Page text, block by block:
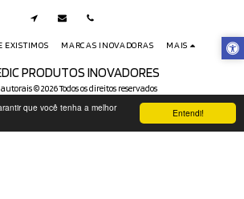
Entendi!
que você tenha a melhor
PRODUTOS INOVADORES
© 2026 Todos os direitos reservados
e Devoluções|Privacidade e Proteção de Dados
EXISTIMOS MARCAS INOVADORAS MAIS